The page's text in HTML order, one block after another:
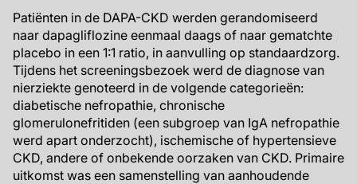
Patiënten in de DAPA-CKD werden gerandomiseerd
naar dapagliflozine eenmaal daags of naar gematchte
placebo in een 1:1 ratio, in aanvulling op standaardzorg.
Tijdens het screeningsbezoek werd de diagnose van
nierziekte genoteerd in de volgende categorieën:
diabetische nefropathie, chronische
glomerulonefritiden (een subgroep van IgA nefropathie
werd apart onderzocht), ischemische of hypertensieve
CKD, andere of onbekende oorzaken van CKD. Primaire
uitkomst was een samenstelling van aanhoudende